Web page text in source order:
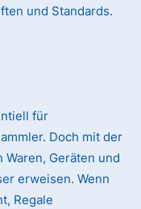
und Standards.
für
Doch mit der
Geräten und
erweisen. Wenn
Regale